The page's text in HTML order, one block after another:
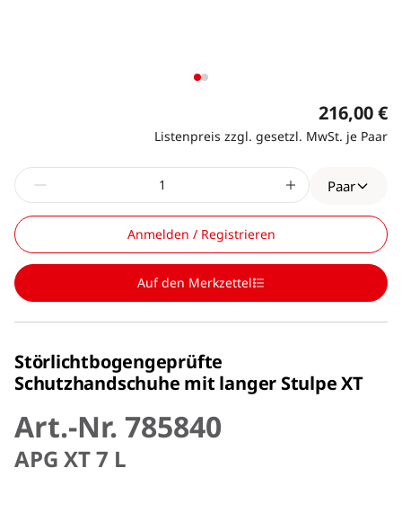
216,00 €
Listenpreis zzgl. gesetzl. MwSt. je Paar
Paar
Anmelden / Registrieren
Auf den Merkzettel
Störlichtbogengeprüfte
Schutzhandschuhe mit langer Stulpe XT
Art.-Nr. 785840
APG XT 7 L